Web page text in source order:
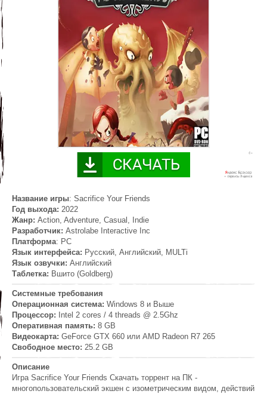
Название игры: Sacrifice Your Friends
Год выхода: 2022
Жанр: Action, Adventure, Casual, Indie
Разработчик: Astrolabe Interactive Inc
Платформа: PC
Язык интерфейса: Русский, Английский, MULTi
Язык озвучки: Английский
Таблетка: Вшито (Goldberg)
Системные требования
Операционная система: Windows 8 и Выше
Процессор:
Intel 2 cores / 4 threads @ 2.5Ghz
Оперативная память: 8 GB
Видеокарта: GeForce GTX 660 или AMD Radeon R7 265
Свободное место: 25.2 GB
Описание
Игра Sacrifice Your Friends Скачать торрент на ПК -
многопользовательский экшен с изометрическим видом, действий